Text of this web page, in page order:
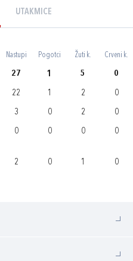
UTAKMICE
Nastupi Pogotci Žuti k. Crveni k.
27 1 5 0
22 1 2 0
3 0 2 0
0 0 0 0
2 0 1 0